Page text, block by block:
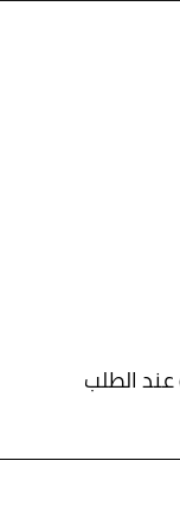
عند الطلب